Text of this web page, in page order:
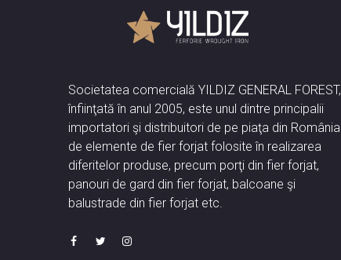
Societatea comercială YILDIZ GENERAL FOREST,
înfiinţată în anul 2005, este unul dintre principalii
importatori şi distribuitori de pe piaţa din România
de elemente de fier forjat folosite în realizarea
diferitelor produse, precum porţi din fier forjat,
panouri de gard din fier forjat, balcoane şi
balustrade din fier forjat etc.